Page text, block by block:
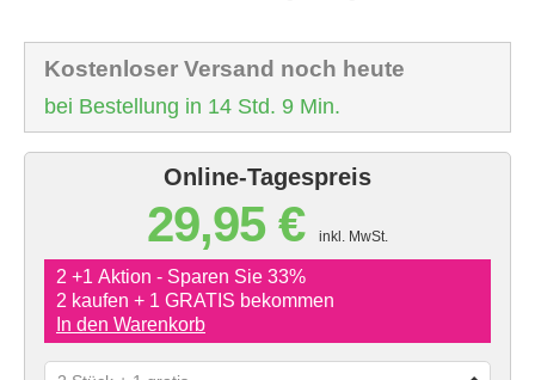
Kostenloser Versand noch heute
bei Bestellung in 14 Std. 9 Min.
Online-Tagespreis
29,95 € inkl. MwSt.
2 +1 Aktion - Sparen Sie 33%
2 kaufen + 1 GRATIS bekommen
In den Warenkorb